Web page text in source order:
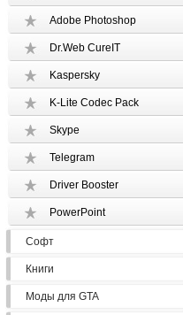
Adobe Photoshop
Dr.Web CureIT
Kaspersky
K-Lite Codec Pack
Skype
Telegram
Driver Booster
PowerPoint
Софт
Книги
Моды для GTA